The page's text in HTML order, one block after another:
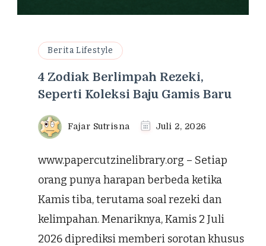
Berita Lifestyle
4 Zodiak Berlimpah Rezeki,
Seperti Koleksi Baju Gamis Baru
Fajar Sutrisna Juli 2, 2026
www.papercutzinelibrary.org – Setiap
orang punya harapan berbeda ketika
Kamis tiba, terutama soal rezeki dan
kelimpahan. Menariknya, Kamis 2 Juli
2026 diprediksi memberi sorotan khusus